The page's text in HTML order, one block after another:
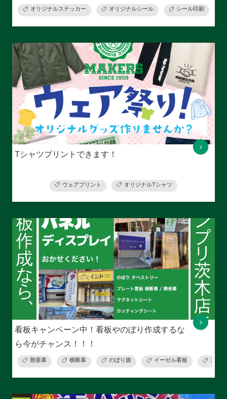
オリジナルステッカー オリジナルシール シール印刷
Tシャツプリントできます！
ウェアプリント オリジナルTシャツ
看板キャンペーン中！看板やのぼり作成するな
ら今がチャンス！！！
懸垂幕 横断幕 のぼり旗 イーゼル看板 スタ